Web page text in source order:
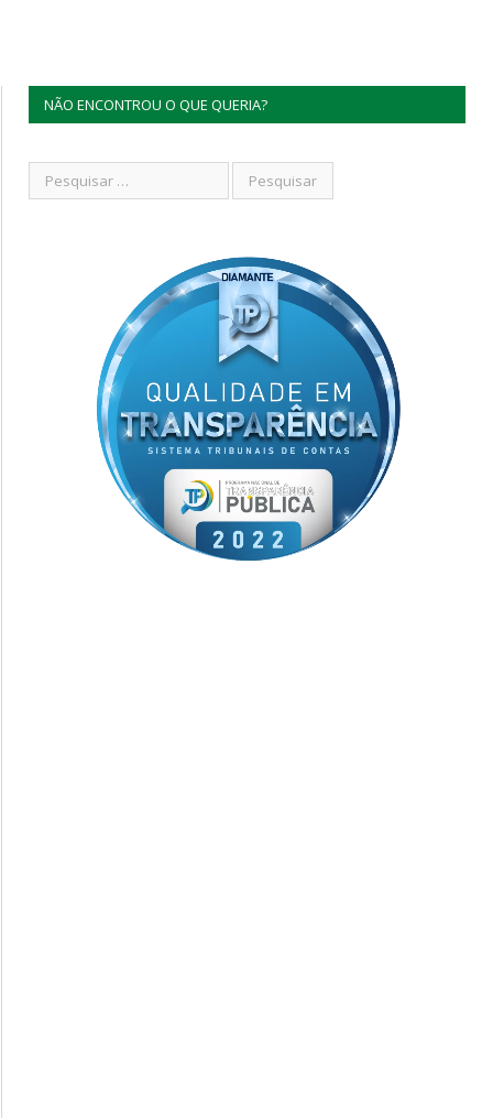
NÃO ENCONTROU O QUE QUERIA?